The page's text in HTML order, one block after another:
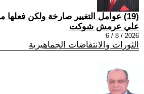
(19) عوامل التغيير صارخة ولكن فعلها ما زال خافتاً
علي عرمش شوكت
2026 / 8 / 6
الثورات والانتفاضات الجماهيرية